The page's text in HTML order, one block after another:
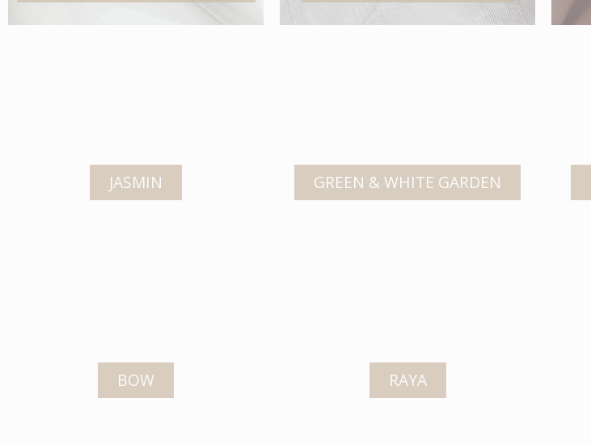
JASMIN GREEN & WHITE GARDEN
BOW RAYA